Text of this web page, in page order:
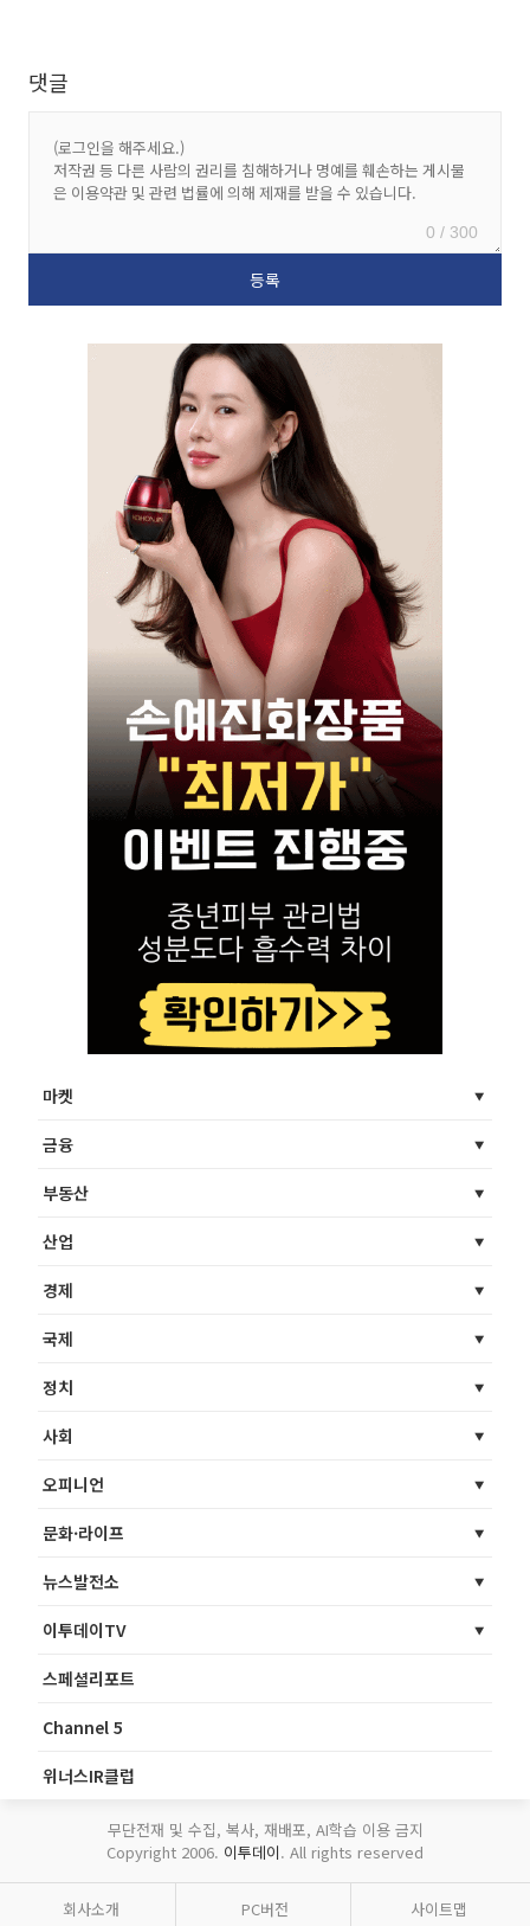
댓글
0 / 300
마켓
금융
부동산
산업
경제
국제
정치
사회
오피니언
문화·라이프
뉴스발전소
이투데이TV
스페셜리포트
Channel 5
위너스IR클럽
무단전재 및 수집, 복사, 재배포, AI학습 이용 금지
Copyright 2006. 이투데이. All rights reserved
회사소개 PC버전 사이트맵